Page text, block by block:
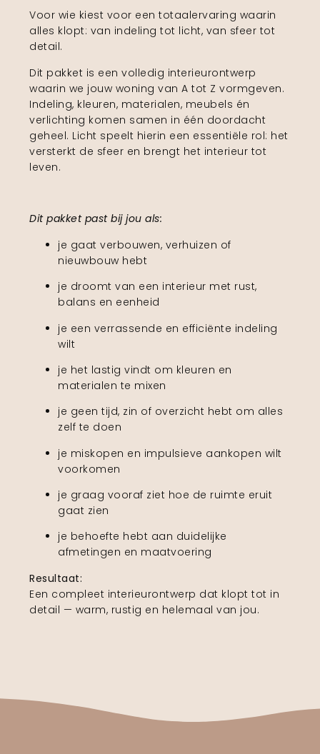
Voor wie kiest voor een totaalervaring waarin
alles klopt: van indeling tot licht, van sfeer tot
detail.
Dit pakket is een volledig interieurontwerp
waarin we jouw woning van A tot Z vormgeven.
Indeling, kleuren, materialen, meubels én
verlichting komen samen in één doordacht
geheel. Licht speelt hierin een essentiële rol: het
versterkt de sfeer en brengt het interieur tot
leven.
Dit pakket past bij jou als:
je gaat verbouwen, verhuizen of
nieuwbouw hebt
je droomt van een interieur met rust,
balans en eenheid
je een verrassende en efficiënte indeling
wilt
je het lastig vindt om kleuren en
materialen te mixen
je geen tijd, zin of overzicht hebt om alles
zelf te doen
je miskopen en impulsieve aankopen wilt
voorkomen
je graag vooraf ziet hoe de ruimte eruit
gaat zien
je behoefte hebt aan duidelijke
afmetingen en maatvoering
Resultaat:
Een compleet interieurontwerp dat klopt tot in
detail — warm, rustig en helemaal van jou.